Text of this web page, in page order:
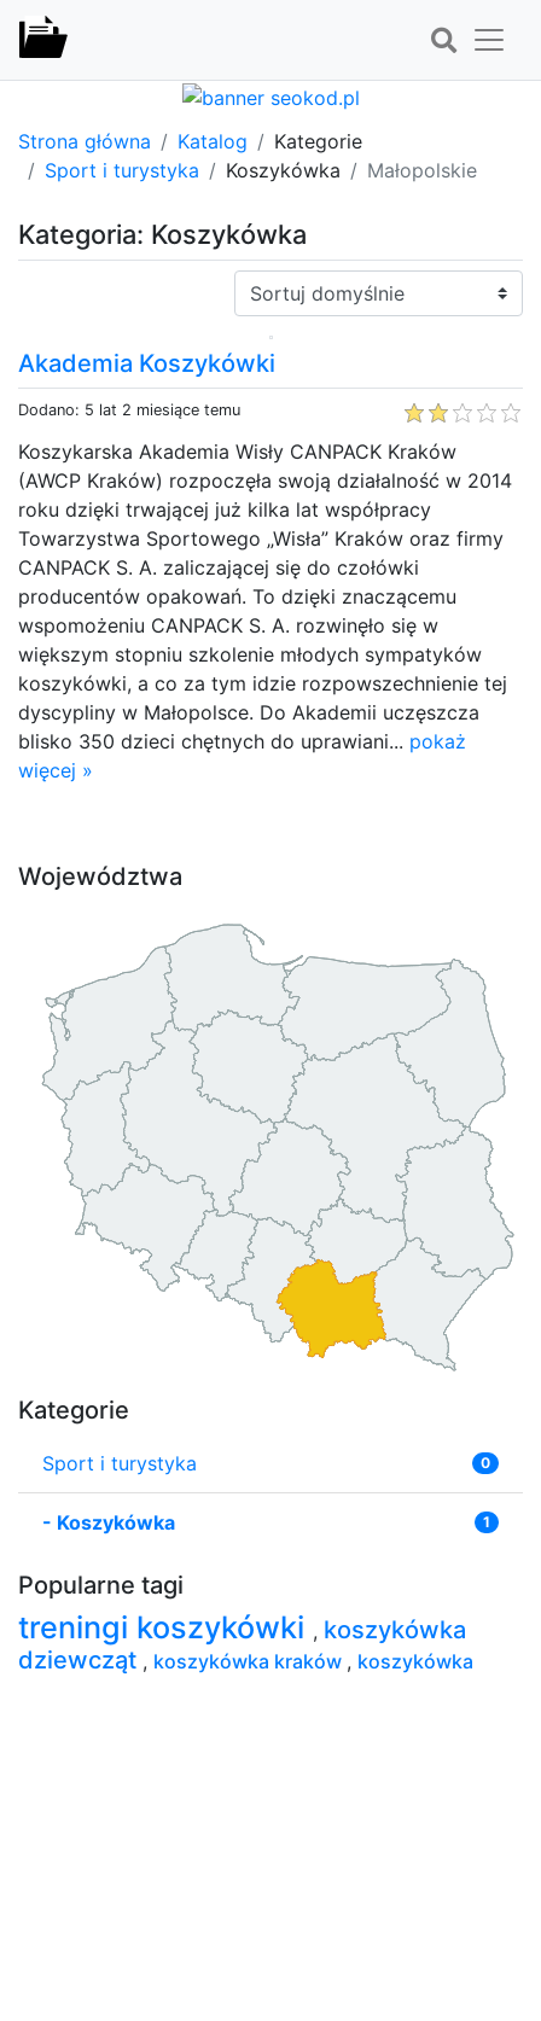
Strona główna Katalog
Kategorie
Sport i turystyka
Koszykówka Małopolskie
Kategoria: Koszykówka
Sortuj:
Akademia Koszykówki
Dodano: 5 lat 2 miesiące temu
Koszykarska Akademia Wisły CANPACK Kraków
(AWCP Kraków) rozpoczęła swoją działalność w 2014
roku dzięki trwającej już kilka lat współpracy
Towarzystwa Sportowego „Wisła” Kraków oraz firmy
CANPACK S. A. zaliczającej się do czołówki
producentów opakowań. To dzięki znaczącemu
wspomożeniu CANPACK S. A. rozwinęło się w
większym stopniu szkolenie młodych sympatyków
koszykówki, a co za tym idzie rozpowszechnienie tej
dyscypliny w Małopolsce. Do Akademii uczęszcza
blisko 350 dzieci chętnych do uprawiani... pokaż
więcej »
Województwa
Kategorie
Sport i turystyka 0
- Koszykówka 1
Popularne tagi
treningi koszykówki , koszykówka
dziewcząt , koszykówka kraków , koszykówka